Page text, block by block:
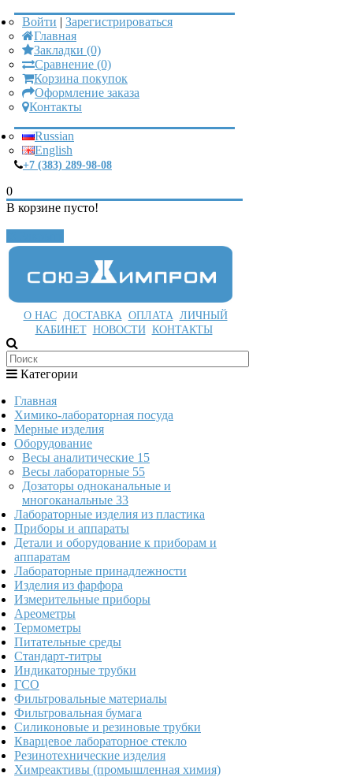
Войти | Зарегистрироваться
Главная
Закладки (0)
Сравнение (0)
Корзина покупок
Оформление заказа
Контакты
Russian
English
+7 (383) 289-98-08
0
В корзине пусто!
О НАС ДОСТАВКА ОПЛАТА ЛИЧНЫЙ
КАБИНЕТ НОВОСТИ КОНТАКТЫ
Категории
Главная
Химико-лабораторная посуда
Мерные изделия
Оборудование
Весы аналитические 15
Весы лабораторные 55
Дозаторы одноканальные и
многоканальные 33
Лабораторные изделия из пластика
Приборы и аппараты
Детали и оборудование к приборам и
аппаратам
Лабораторные принадлежности
Изделия из фарфора
Измерительные приборы
Ареометры
Термометры
Питательные среды
Стандарт-титры
Индикаторные трубки
ГСО
Фильтровальные материалы
Фильтровальная бумага
Силиконовые и резиновые трубки
Кварцевое лабораторное стекло
Резинотехнические изделия
Химреактивы (промышленная химия)